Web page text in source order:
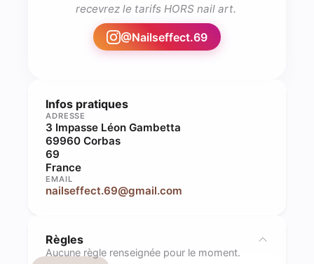
recevrez le tarifs HORS nail art.
@Nailseffect.69
Infos pratiques
ADRESSE
3 Impasse Léon Gambetta
69960 Corbas
69
France
EMAIL
nailseffect.69@gmail.com
Règles
Aucune règle renseignée pour le moment.